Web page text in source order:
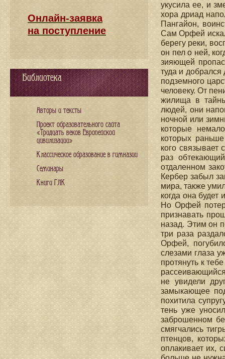
укусила ее, и
хора дриад
Пангайон,
Сам Орфей
берегу реки,
он пел о ней,
зияющей
туда и
подземного
человеку. От
жилища в
людей, они
ночной или
которые
которых
кого связывает
раз
отдаленном
Кербер забыл
мира, также
когда она
Но Орфей
признавать
назад. Этим он
три раза
Орфей,
слезами глаза
протянуть к
не увидели
замыкающее
похитила
тень уже
заброшенном
смягчались
птенцов,
оплакивает их,
Онлайн-заявка
на поступление
Библиотека
Авторы и тексты
Проект образовательного сайта
«Тридцать веков Европейской
цивилизации»
Классическое образование в гимназии
Семинары
Книги ГЛК